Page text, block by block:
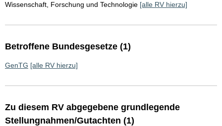
Wissenschaft, Forschung und Technologie [alle RV hierzu]
Betroffene Bundesgesetze (1)
GenTG [alle RV hierzu]
Zu diesem RV abgegebene grundlegende
Stellungnahmen/Gutachten (1)